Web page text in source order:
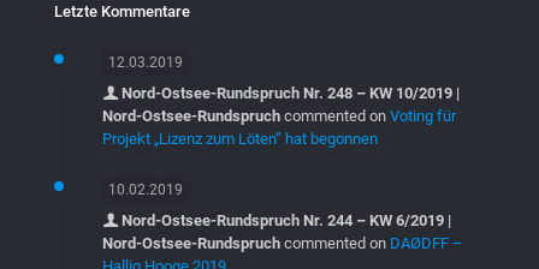
Letzte Kommentare
12.03.2019
Nord-Ostsee-Rundspruch Nr. 248 – KW 10/2019 |
Nord-Ostsee-Rundspruch commented on Voting für
Projekt „Lizenz zum Löten“ hat begonnen
10.02.2019
Nord-Ostsee-Rundspruch Nr. 244 – KW 6/2019 |
Nord-Ostsee-Rundspruch commented on DAØDFF –